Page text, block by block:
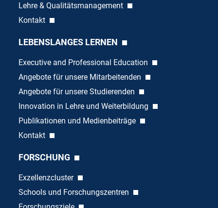
Lehre & Qualitätsmanagement
Kontakt
LEBENSLANGES LERNEN
Executive and Professional Education
Angebote für unsere Mitarbeitenden
Angebote für unsere Studierenden
Innovation in Lehre und Weiterbildung
Publikationen und Medienbeiträge
Kontakt
FORSCHUNG
Exzellenzcluster
Schools und Forschungszentren